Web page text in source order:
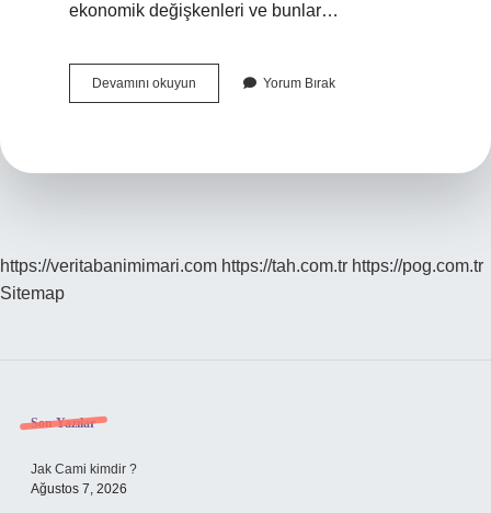
ekonomik değişkenleri ve bunlar…
Devamını okuyun
G
Yorum Bırak
https://veritabanimimari.com https://tah.com.tr https://pog.com.tr
Sitemap
Sidebar
Son Yazılar
Jak Cami kimdir ?
Ağustos 7, 2026